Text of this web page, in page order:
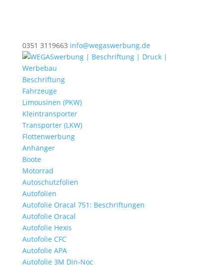
0351 3119663 info@wegaswerbung.de
Beschriftung
Fahrzeuge
Limousinen (PKW)
Kleintransporter
Transporter (LKW)
Flottenwerbung
Anhänger
Boote
Motorrad
Autoschutzfolien
Autofolien
Autofolie Oracal 751: Beschriftungen
Autofolie Oracal
Autofolie Hexis
Autofolie CFC
Autofolie APA
Autofolie 3M Din-Noc